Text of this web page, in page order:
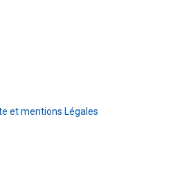
et mentions Légales